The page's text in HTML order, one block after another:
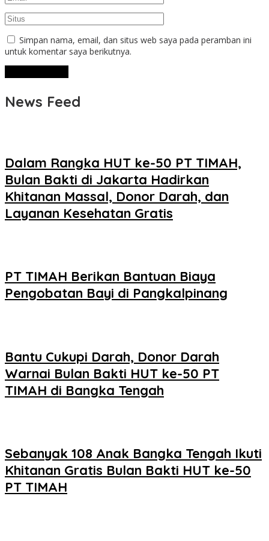
Simpan nama, email, dan situs web saya pada peramban ini
untuk komentar saya berikutnya.
News Feed
Dalam Rangka HUT ke-50 PT TIMAH,
Bulan Bakti di Jakarta Hadirkan
Khitanan Massal, Donor Darah, dan
Layanan Kesehatan Gratis
PT TIMAH Berikan Bantuan Biaya
Pengobatan Bayi di Pangkalpinang
Bantu Cukupi Darah, Donor Darah
Warnai Bulan Bakti HUT ke-50 PT
TIMAH di Bangka Tengah
Sebanyak 108 Anak Bangka Tengah Ikuti
Khitanan Gratis Bulan Bakti HUT ke-50
PT TIMAH